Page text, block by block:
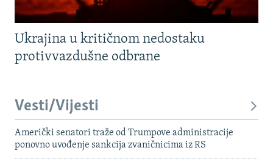
Ukrajina u kritičnom nedostaku
protivvazdušne odbrane
Vesti/Vijesti
Američki senatori traže od Trumpove administracije
ponovno uvođenje sankcija zvaničnicima iz RS